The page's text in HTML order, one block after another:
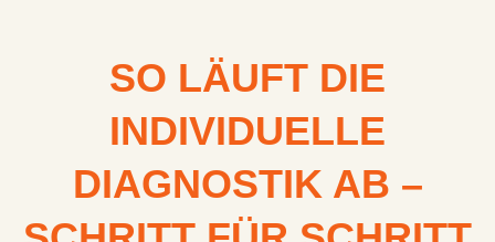
SO LÄUFT DIE
INDIVIDUELLE
DIAGNOSTIK AB –